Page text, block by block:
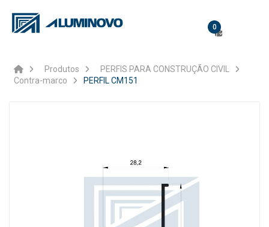
0
Produtos
PERFIS PARA CONSTRUÇÃO CIVIL
Contra-marco
PERFIL CM151